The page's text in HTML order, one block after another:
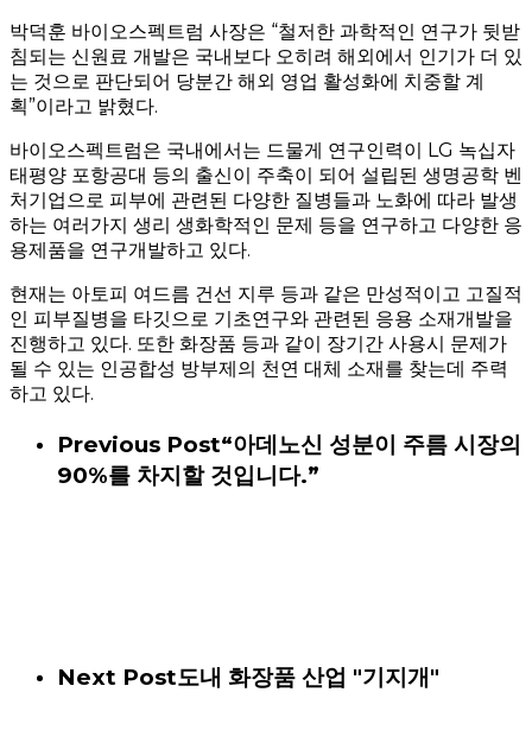
박덕훈 바이오스펙트럼 사장은 “철저한 과학적인 연구가 뒷받
침되는 신원료 개발은 국내보다 오히려 해외에서 인기가 더 있
는 것으로 판단되어 당분간 해외 영업 활성화에 치중할 계
획”이라고 밝혔다.
바이오스펙트럼은 국내에서는 드물게 연구인력이 LG 녹십자
태평양 포항공대 등의 출신이 주축이 되어 설립된 생명공학 벤
처기업으로 피부에 관련된 다양한 질병들과 노화에 따라 발생
하는 여러가지 생리 생화학적인 문제 등을 연구하고 다양한 응
용제품을 연구개발하고 있다.
현재는 아토피 여드름 건선 지루 등과 같은 만성적이고 고질적
인 피부질병을 타깃으로 기초연구와 관련된 응용 소재개발을
진행하고 있다. 또한 화장품 등과 같이 장기간 사용시 문제가
될 수 있는 인공합성 방부제의 천연 대체 소재를 찾는데 주력
하고 있다.
Previous Post“아데노신 성분이 주름 시장의
90%를 차지할 것입니다.”
Next Post도내 화장품 산업 "기지개"